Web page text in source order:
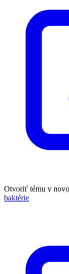
Otvoriť tému v
baktérie